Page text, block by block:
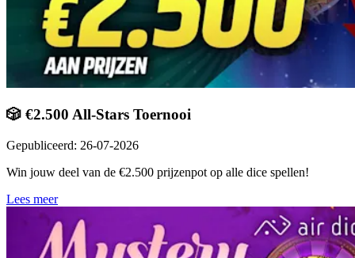
🎲 €2.500 All-Stars Toernooi
Gepubliceerd: 26-07-2026
Win jouw deel van de €2.500 prijzenpot op alle dice spellen!
Lees meer